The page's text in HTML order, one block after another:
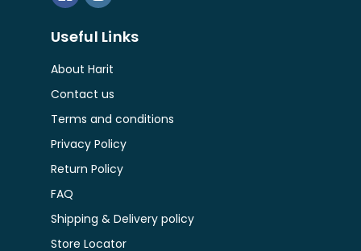
Useful Links
About Harit
Contact us
Terms and conditions
Privacy Policy
Return Policy
FAQ
Shipping & Delivery policy
Store Locator